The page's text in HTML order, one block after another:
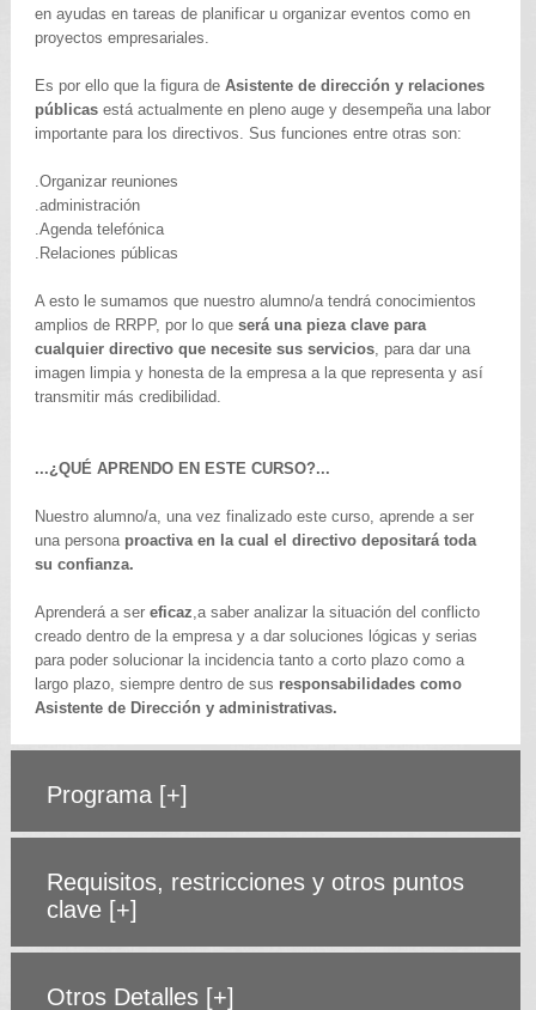
en ayudas en tareas de planificar u organizar eventos como en
proyectos empresariales.
Es por ello que la figura de Asistente de dirección y relaciones
públicasestá actualmente en pleno auge y desempeña una labor
importante para los directivos. Sus funciones entre otras son:
.Organizar reuniones
.administración
.Agenda telefónica
.Relaciones públicas
A esto le sumamos que nuestro alumno/a tendrá conocimientos
amplios de RRPP, por lo que será una pieza clave para
cualquier directivo que necesite sus servicios, para dar una
imagen limpia y honesta de la empresa a la que representa y así
transmitir más credibilidad.
...¿QUÉ APRENDO EN ESTE CURSO?...
Nuestro alumno/a, una vez finalizado este curso, aprende a ser
una persona proactiva en la cual el directivo depositará toda
su confianza.
Aprenderá a ser eficaz ,a saber analizar la situación del conflicto
creado dentro de la empresa y a dar soluciones lógicas y serias
para poder solucionar la incidencia tanto a corto plazo como a
largo plazo, siempre dentro de sus responsabilidades como
Asistente de Dirección y administrativas.
Programa [+]
Requisitos, restricciones y otros puntos
clave [+]
Otros Detalles [+]